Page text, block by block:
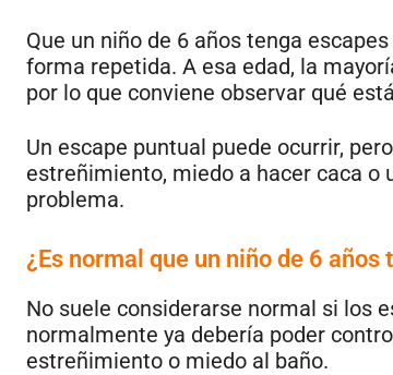
Que un niño de 6 años tenga
forma repetida. A esa edad, la
por lo que conviene observar qué
Un escape puntual puede ocurrir,
estreñimiento, miedo a hacer caca
problema.
¿Es normal que un niño de 6 años
No suele considerarse normal si los
normalmente ya debería poder
estreñimiento o miedo al baño.